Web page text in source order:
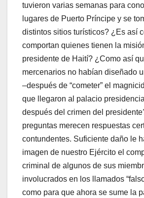
tuvieron varias semanas para
lugares de Puerto Príncipe y se
distintos sitios turísticos? ¿Es así
comportan quienes tienen la
presidente de Haití? ¿Como así
mercenarios no habían diseñado
–después de “cometer” el
que llegaron al palacio
después del crimen del
preguntas merecen respuestas
contundentes. Suficiente daño le
imagen de nuestro Ejército el
criminal de algunos de sus
involucrados en los llamados
como para que ahora se sume la